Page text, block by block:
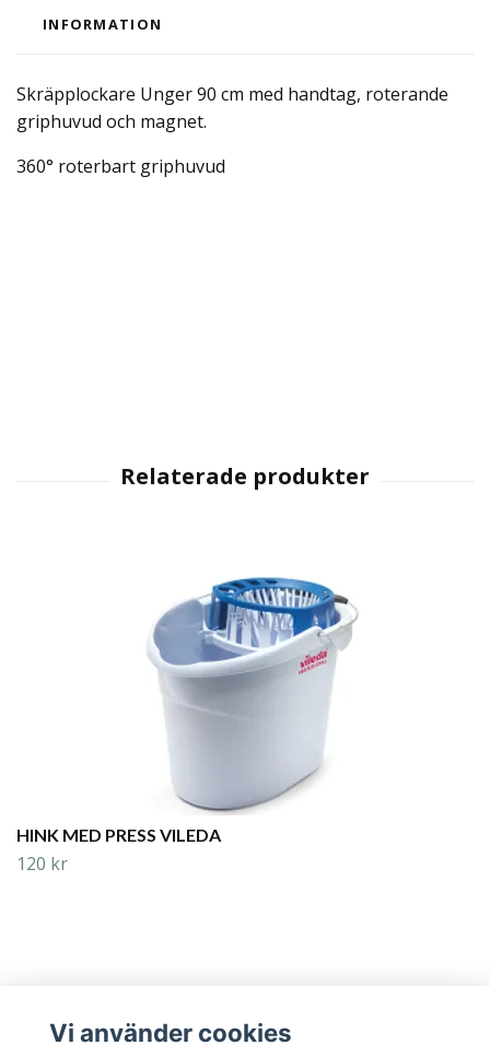
INFORMATION
Skräpplockare Unger 90 cm med handtag, roterande
griphuvud och magnet.
360° roterbart griphuvud
HINK MED PRESS VILEDA
120 kr
Vi använder cookies